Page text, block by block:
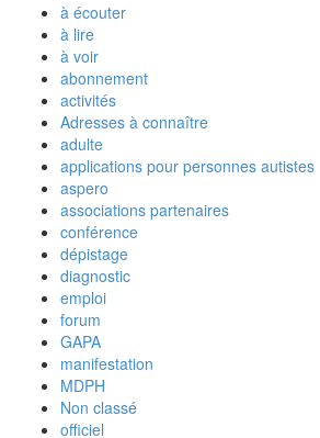
à écouter
à lire
à voir
abonnement
activités
Adresses à connaître
adulte
applications pour personnes autistes
aspero
associations partenaires
conférence
dépistage
diagnostic
emploi
forum
GAPA
manifestation
MDPH
Non classé
officiel